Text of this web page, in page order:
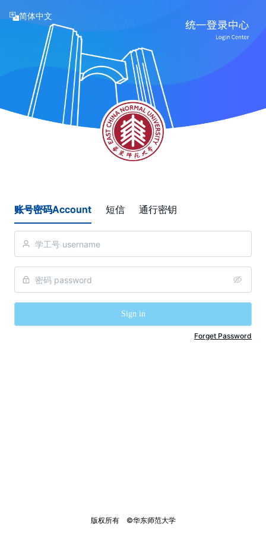
简体中文
账号密码Account 短信 通行密钥
Sign in
Forget Password
版权所有    ©华东师范大学